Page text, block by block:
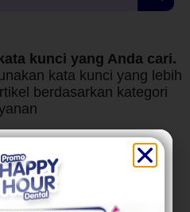
kunci yang Anda cari.
kata kunci yang lebih
berdasarkan kategori